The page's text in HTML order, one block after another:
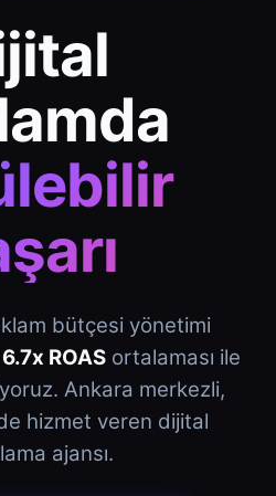
bütçesi yönetimi
ROAS ortalaması ile
Ankara merkezli,
hizmet veren dijital
ajansı.